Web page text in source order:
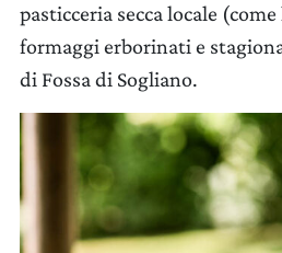
pasticceria secca locale
formaggi erborinati e
di Fossa di Sogliano.